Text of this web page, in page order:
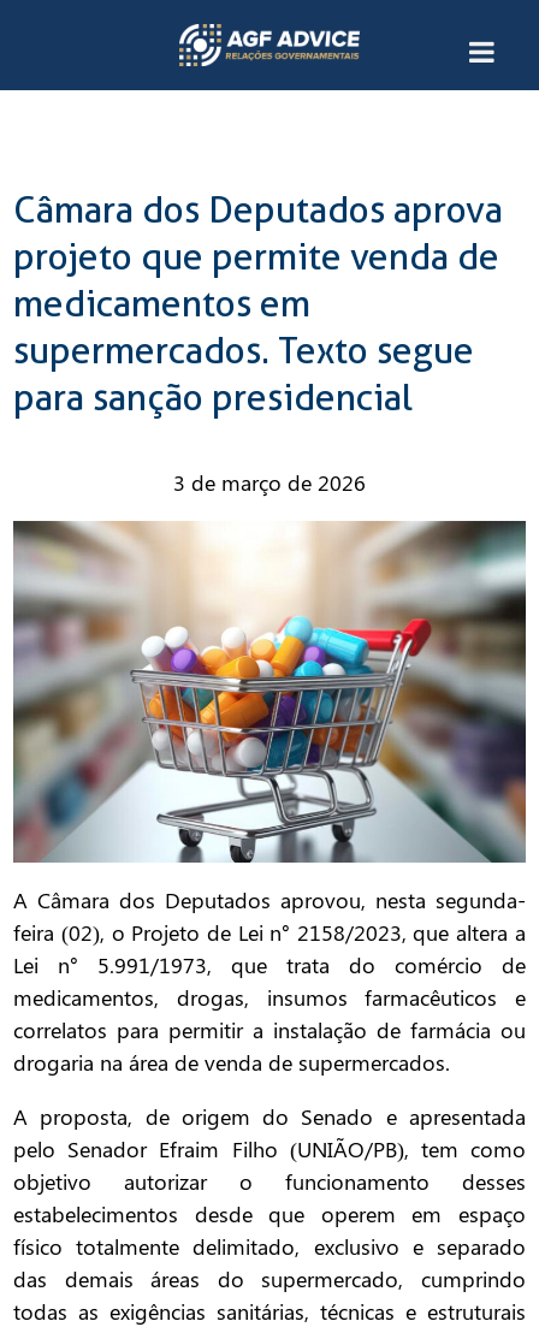
Câmara dos Deputados aprova
projeto que permite venda de
medicamentos em
supermercados. Texto segue
para sanção presidencial
3 de março de 2026
A Câmara dos Deputados aprovou, nesta segunda-
feira (02), o Projeto de Lei n° 2158/2023, que altera a
Lei n° 5.991/1973, que trata do comércio de
medicamentos, drogas, insumos farmacêuticos e
correlatos para permitir a instalação de farmácia ou
drogaria na área de venda de supermercados.
A proposta, de origem do Senado e apresentada
pelo Senador Efraim Filho (UNIÃO/PB), tem como
objetivo autorizar o funcionamento desses
estabelecimentos desde que operem em espaço
físico totalmente delimitado, exclusivo e separado
das demais áreas do supermercado, cumprindo
todas as exigências sanitárias, técnicas e estruturais